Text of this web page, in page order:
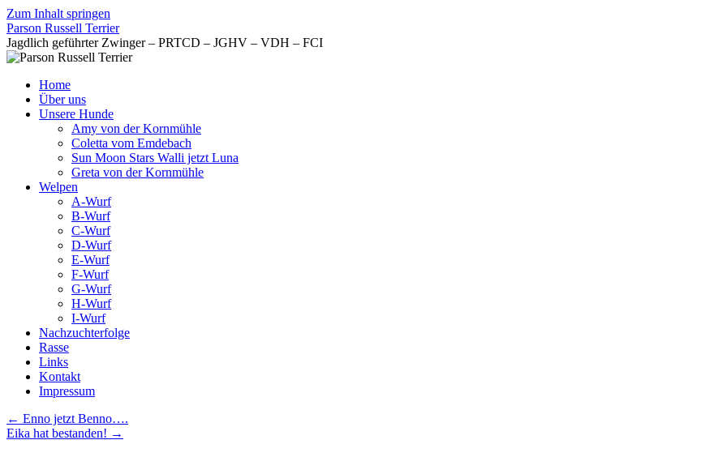
Zum Inhalt springen
Parson Russell Terrier
Jagdlich geführter Zwinger – PRTCD – JGHV – VDH – FCI
Home
Über uns
Unsere Hunde
Amy von der Kornmühle
Coletta vom Emdebach
Sun Moon Stars Walli jetzt Luna
Greta von der Kornmühle
Welpen
A-Wurf
B-Wurf
C-Wurf
D-Wurf
E-Wurf
F-Wurf
G-Wurf
H-Wurf
I-Wurf
Nachzuchterfolge
Rasse
Links
Kontakt
Impressum
← Enno jetzt Benno….
Eika hat bestanden! →